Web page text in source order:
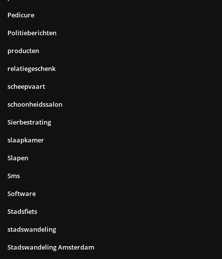
Pedicure
Politieberichten
producten
relatiegeschenk
scheepvaart
schoonheidssalon
Sierbestrating
slaapkamer
Slapen
Sms
Software
Stadsfiets
stadswandeling
Stadswandeling Amsterdam